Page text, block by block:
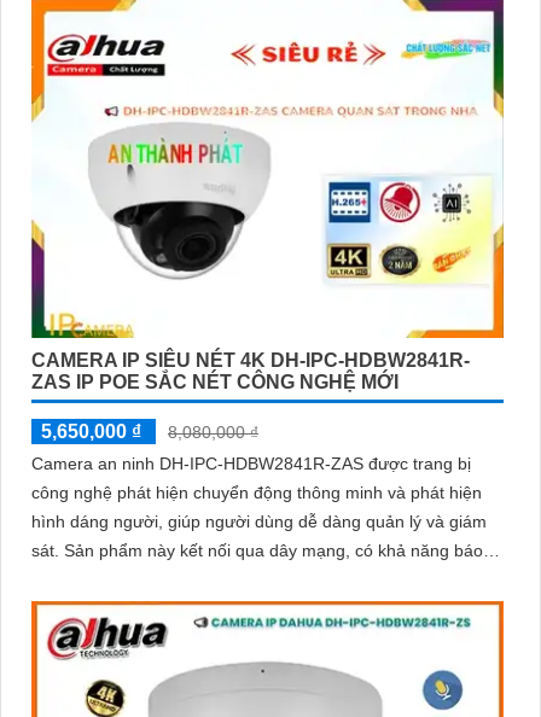
CAMERA IP SIÊU NÉT 4K DH-IPC-HDBW2841R-
ZAS IP POE SẮC NÉT CÔNG NGHỆ MỚI
5,650,000 ₫
8,080,000 ₫
Camera an ninh DH-IPC-HDBW2841R-ZAS được trang bị
công nghệ phát hiện chuyển động thông minh và phát hiện
hình dáng người, giúp người dùng dễ dàng quản lý và giám
sát. Sản phẩm này kết nối qua dây mạng, có khả năng báo